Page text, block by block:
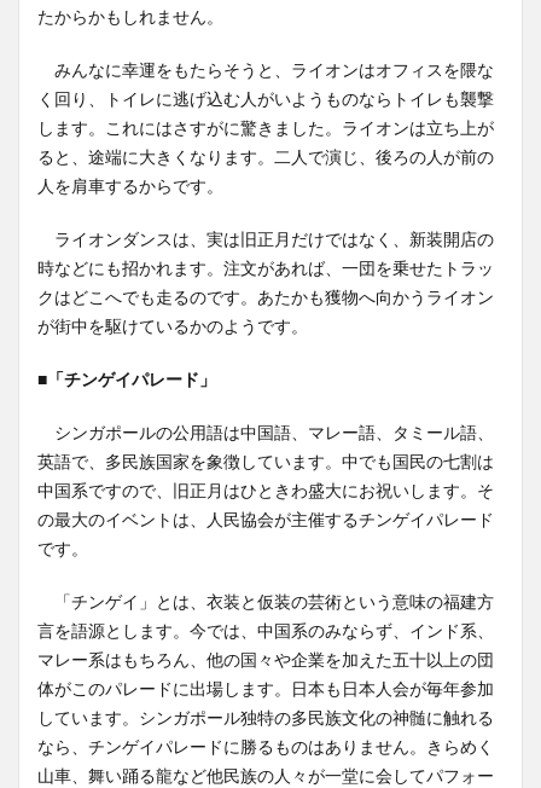
たからかもしれません。
みんなに幸運をもたらそうと、ライオンはオフィスを隈な
く回り、トイレに逃げ込む人がいようものならトイレも襲撃
します。これにはさすがに驚きました。ライオンは立ち上が
ると、途端に大きくなります。二人で演じ、後ろの人が前の
人を肩車するからです。
ライオンダンスは、実は旧正月だけではなく、新装開店の
時などにも招かれます。注文があれば、一団を乗せたトラッ
クはどこへでも走るのです。あたかも獲物へ向かうライオン
が街中を駆けているかのようです。
■「チンゲイパレード」
シンガポールの公用語は中国語、マレー語、タミール語、
英語で、多民族国家を象徴しています。中でも国民の七割は
中国系ですので、旧正月はひときわ盛大にお祝いします。そ
の最大のイベントは、人民協会が主催するチンゲイパレード
です。
「チンゲイ」とは、衣装と仮装の芸術という意味の福建方
言を語源とします。今では、中国系のみならず、インド系、
マレー系はもちろん、他の国々や企業を加えた五十以上の団
体がこのパレードに出場します。日本も日本人会が毎年参加
しています。シンガポール独特の多民族文化の神髄に触れる
なら、チンゲイパレードに勝るものはありません。きらめく
山車、舞い踊る龍など他民族の人々が一堂に会してパフォー